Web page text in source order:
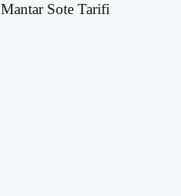
Mantar Sote Tarifi